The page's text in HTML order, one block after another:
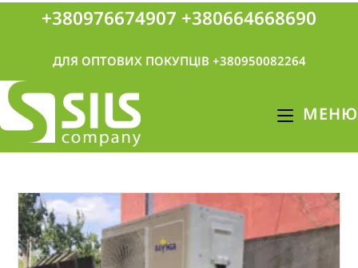
+380976674907 +380664668690
ДЛЯ ОПТОВИХ ПОКУПЦІВ +380950082264
МЕНЮ